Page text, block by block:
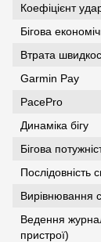
Коефіцієнт
Бігова
Втрата
Garmin Pay
PacePro
Динаміка бігу
Бігова
Послідовність
Вирівнювання
Ведення
пристрої)